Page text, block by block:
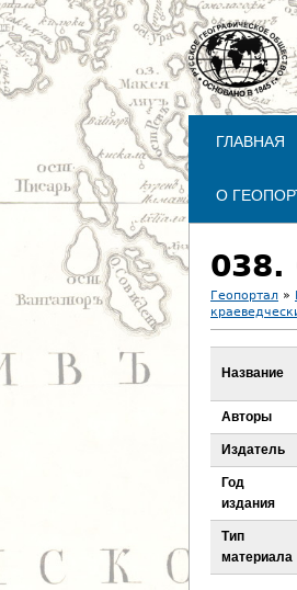
ГЛАВНАЯ
О
В
ы
д
е
Геопортал »
Название
Авторы
Издатель
Год
издания
Тип
материала